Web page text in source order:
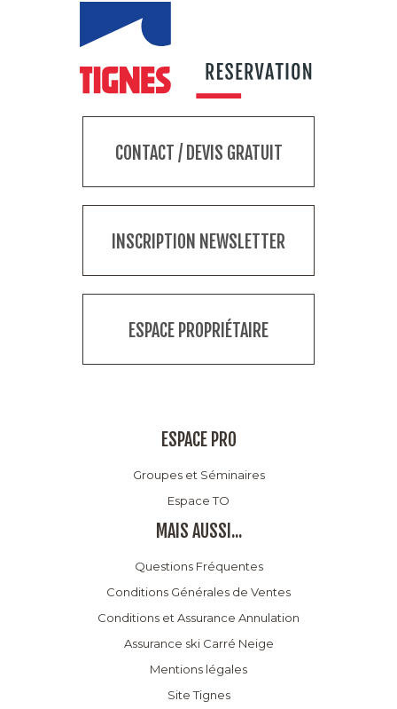
CONTACT / DEVIS GRATUIT
INSCRIPTION NEWSLETTER
ESPACE PROPRIÉTAIRE
ESPACE PRO
Groupes et Séminaires
Espace TO
MAIS AUSSI...
Questions Fréquentes
Conditions Générales de Ventes
Conditions et Assurance Annulation
Assurance ski Carré Neige
Mentions légales
Site Tignes